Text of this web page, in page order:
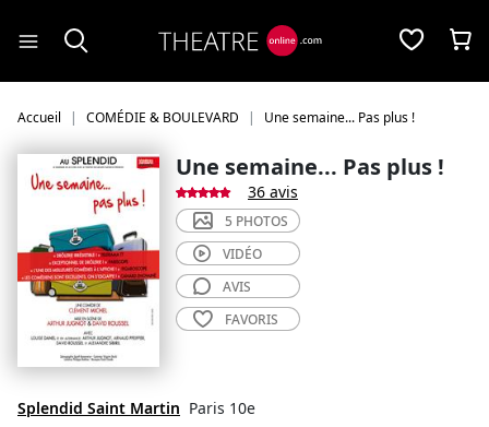
Accueil COMÉDIE & BOULEVARD Une semaine... Pas plus !
Une semaine... Pas plus !
36 avis
Splendid Saint Martin Paris 10e
5 PHOTOS
VIDÉO
AVIS
FAVORIS